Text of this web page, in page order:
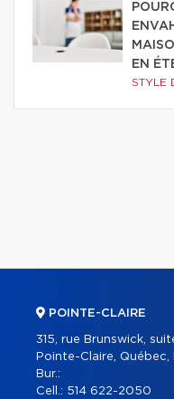
EN
STYLE
POINTE-CLAIRE
315, rue Brunswick,
Pointe-Claire, Québec,
Bur.:
Cell.: 514 622-2050